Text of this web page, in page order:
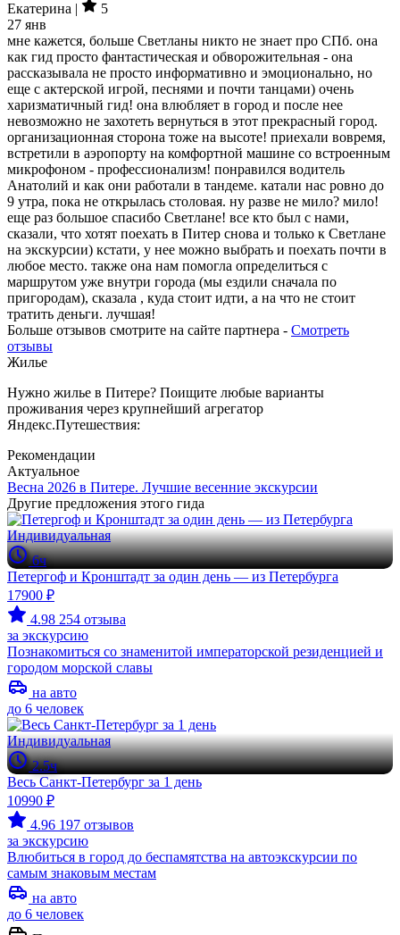
Екатерина |
5
27 янв
мне кажется, больше Светланы никто не знает про СПб. она
как гид просто фантастическая и обворожительная - она
рассказывала не просто информативно и эмоционально, но
еще с актерской игрой, песнями и почти танцами) очень
харизматичный гид! она влюбляет в город и после нее
невозможно не захотеть вернуться в этот прекрасный город.
организационная сторона тоже на высоте! приехали вовремя,
встретили в аэропорту на комфортной машине со встроенным
микрофоном - профессионализм! понравился водитель
Анатолий и как они работали в тандеме. катали нас ровно до
9 утра, пока не открылась столовая. ну разве не мило? мило!
еще раз большое спасибо Светлане! все кто был с нами,
сказали, что хотят поехать в Питер снова и только к Светлане
на экскурсии) кстати, у нее можно выбрать и поехать почти в
любое место. также она нам помогла определиться с
маршрутом уже внутри города (мы ездили сначала по
пригородам), сказала , куда стоит идти, а на что не стоит
тратить деньги. лучшая!
Больше отзывов смотрите на сайте партнера - Смотреть
отзывы
Жилье
Нужно жилье в Питере? Поищите любые варианты
проживания через крупнейший агрегатор
Яндекс.Путешествия:
Рекомендации
Актуальное
Весна 2026 в Питере. Лучшие весенние экскурсии
Другие предложения этого гида
Индивидуальная
6ч
Петергоф и Кронштадт за один день — из Петербурга
17900 ₽
4.98 254 отзыва
за экскурсию
Познакомиться со знаменитой императорской резиденцией и
городом морской славы
на авто
до 6 человек
Индивидуальная
2.5ч
Весь Санкт-Петербург за 1 день
10990 ₽
4.96 197 отзывов
за экскурсию
Влюбиться в город до беспамятства на автоэкскурсии по
самым знаковым местам
на авто
до 6 человек